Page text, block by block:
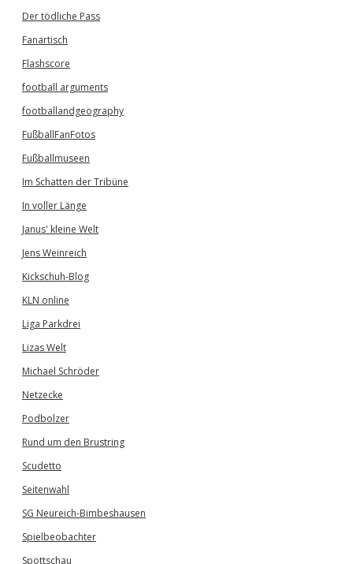
Der tödliche Pass
Fanartisch
Flashscore
football arguments
footballandgeography
FußballFanFotos
Fußballmuseen
Im Schatten der Tribüne
In voller Länge
Janus' kleine Welt
Jens Weinreich
Kickschuh-Blog
KLN online
Liga Parkdrei
Lizas Welt
Michael Schröder
Netzecke
Podbolzer
Rund um den Brustring
Scudetto
Seitenwahl
SG Neureich-Bimbeshausen
Spielbeobachter
Spottschau